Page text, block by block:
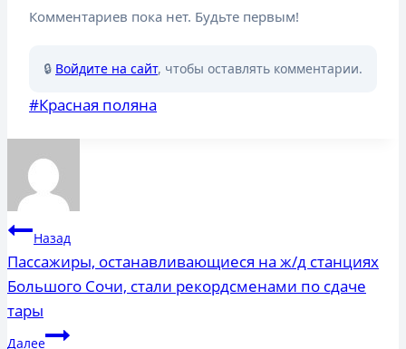
Комментариев пока нет. Будьте первым!
🔒 Войдите на сайт, чтобы оставлять комментарии.
Метки
#Красная поляна
Навигация
по
записям
Назад
Пассажиры, останавливающиеся на ж/д станциях
Большого Сочи, стали рекордсменами по сдаче
тары
Далее